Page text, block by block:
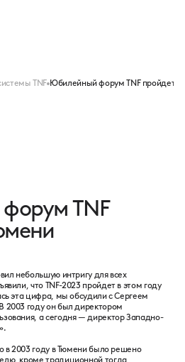
TNF Юбилейный форум TNF пройдет в
TNF
небольшую интригу для всех
что TNF-2023 пройдет в этом году
эта цифра, мы обсудили с Сергеем
2003 году он был директором
а сегодня — директор Западно-
в 2003 году в Тюмени было решено
кроме традиционной тогда